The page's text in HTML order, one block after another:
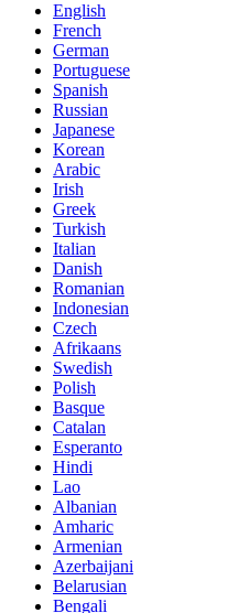
English
French
German
Portuguese
Spanish
Russian
Japanese
Korean
Arabic
Irish
Greek
Turkish
Italian
Danish
Romanian
Indonesian
Czech
Afrikaans
Swedish
Polish
Basque
Catalan
Esperanto
Hindi
Lao
Albanian
Amharic
Armenian
Azerbaijani
Belarusian
Bengali